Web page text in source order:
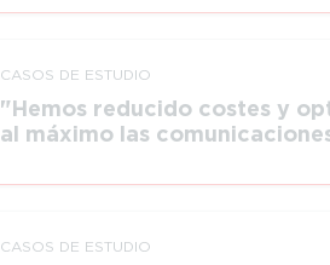
CASOS DE ESTUDIO
Hemos reducido costes y
al máximo las
CASOS DE ESTUDIO